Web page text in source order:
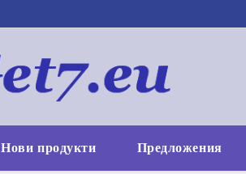
Нови продукти Предложения